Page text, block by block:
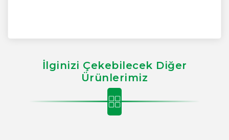
İlginizi Çekebilecek Diğer
Ürünlerimiz